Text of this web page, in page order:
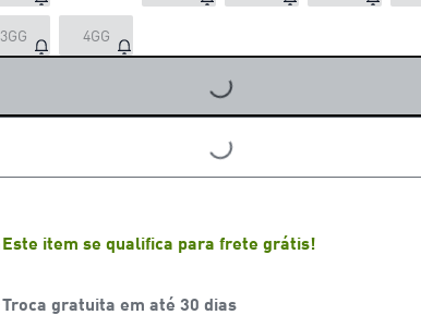
3GG 4GG
LOADING...
LOADING...
Este item se qualifica para frete grátis!
Troca gratuita em até 30 dias